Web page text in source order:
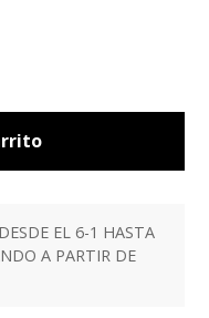
EL 6-1 HASTA
A PARTIR DE